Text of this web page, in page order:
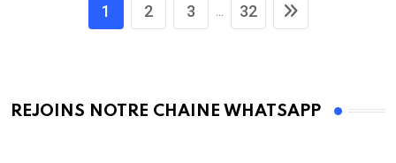
1 2 3 32
REJOINS NOTRE CHAINE WHATSAPP